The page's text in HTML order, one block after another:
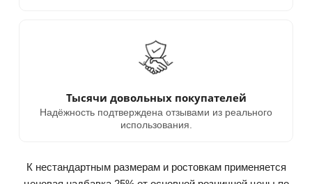
Тысячи довольных покупателей
Надёжность подтверждена отзывами из реального
использования.
К нестандартным размерам и ростовкам применяется